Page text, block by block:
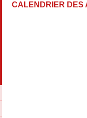
CALENDRIER DES